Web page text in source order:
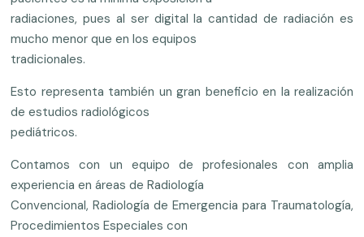
radiaciones, pues al ser digital la cantidad de radiación es
mucho menor que en los equipos
tradicionales.
Esto representa también un gran beneficio en la realización
de estudios radiológicos
pediátricos.
Contamos con un equipo de profesionales con amplia
experiencia en áreas de Radiología
Convencional, Radiología de Emergencia para Traumatología,
Procedimientos Especiales con